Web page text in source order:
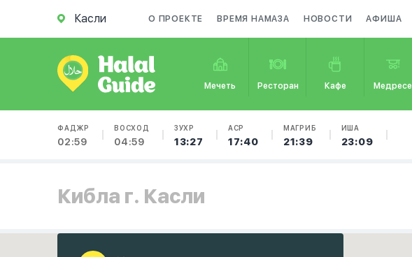
Касли О ПРОЕКТЕ ВРЕМЯ НАМАЗА НОВОСТИ АФИША
Мечеть Ресторан Кафе Медресе
ФАДЖР
02:59
ВОСХОД
04:59
ЗУХР
13:27
АСР
17:40
МАГРИБ
21:39
ИША
23:09
Кибла г. Касли